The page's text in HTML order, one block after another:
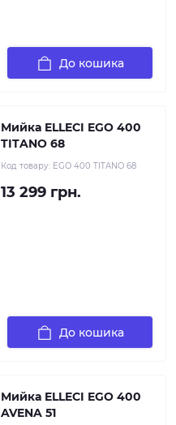
До кошика
Мийка ELLECI EGO 400
TITANO 68
Код товару: EGO 400 TITANO 68
13 299 грн.
До кошика
Мийка ELLECI EGO 400
AVENA 51